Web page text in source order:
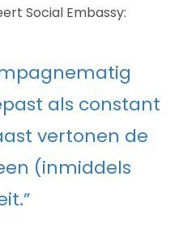
Social Embassy:
als constant
vertonen de
(inmiddels